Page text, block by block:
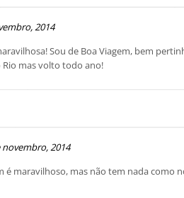
2014
Sou de Boa Viagem, bem
mas volto todo ano!
novembro, 2014
é maravilhoso, mas não tem nada como